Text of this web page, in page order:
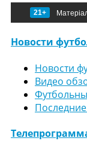
21+
Новости
Новости
Видео